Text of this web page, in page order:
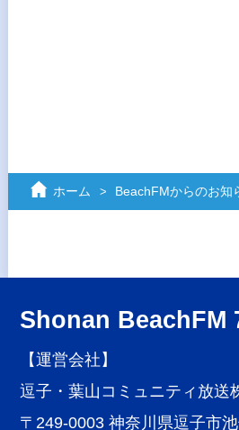
ホーム BeachFMからのお知
Shonan BeachFM
【運営会社】
逗子・葉山コミュニティ放送
〒249-0003 神奈川県逗子市